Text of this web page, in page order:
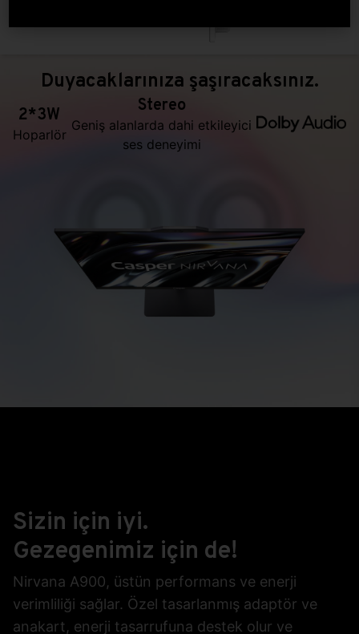
Duyacaklarınıza şaşıracaksınız.
2*3W
Hoparlör
Stereo
Geniş alanlarda dahi etkileyici
ses deneyimi
Sizin için iyi.
Gezegenimiz için de!
Nirvana A900, üstün performans ve enerji
verimliliği sağlar. Özel tasarlanmış adaptör ve
anakart, enerji tasarrufuna destek olur ve